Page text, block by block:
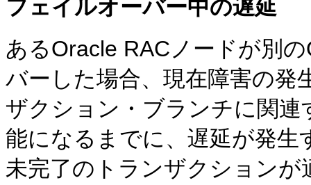
フェイルオーバー中の遅延
あるOracle RACノードが別
バーした場合、現在障害の発
ザクション・ブランチに関
能になるまでに、遅延が発
未完了のトランザクション